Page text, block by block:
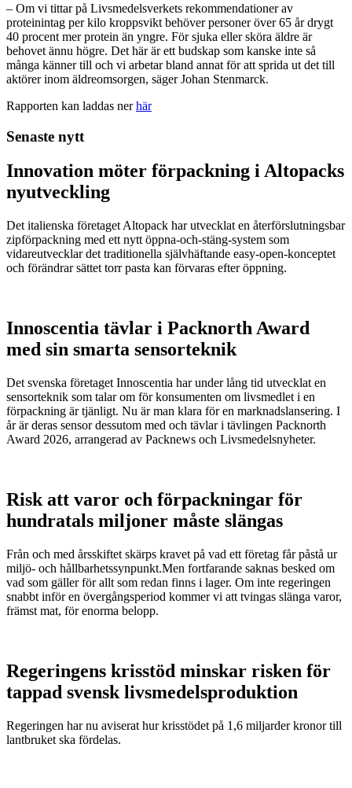
– Om vi tittar på Livsmedelsverkets rekommendationer av
proteinintag per kilo kroppsvikt behöver personer över 65 år drygt
40 procent mer protein än yngre. För sjuka eller sköra äldre är
behovet ännu högre. Det här är ett budskap som kanske inte så
många känner till och vi arbetar bland annat för att sprida ut det till
aktörer inom äldreomsorgen, säger Johan Stenmarck.
Rapporten kan laddas nerhär
Senaste nytt
Innovation möter förpackning i Altopacks
nyutveckling
Det italienska företaget Altopack har utvecklat en återförslutningsbar
zipförpackning med ett nytt öppna-och-stäng-system som
vidareutvecklar det traditionella självhäftande easy-open-konceptet
och förändrar sättet torr pasta kan förvaras efter öppning.
Innoscentia tävlar i Packnorth Award
med sin smarta sensorteknik
Det svenska företaget Innoscentia har under lång tid utvecklat en
sensorteknik som talar om för konsumenten om livsmedlet i en
förpackning är tjänligt. Nu är man klara för en marknadslansering. I
år är deras sensor dessutom med och tävlar i tävlingen Packnorth
Award 2026, arrangerad av Packnews och Livsmedelsnyheter.
Risk att varor och förpackningar för
hundratals miljoner måste slängas
Från och med årsskiftet skärps kravet på vad ett företag får påstå ur
miljö- och hållbarhetssynpunkt.Men fortfarande saknas besked om
vad som gäller för allt som redan finns i lager. Om inte regeringen
snabbt inför en övergångsperiod kommer vi att tvingas slänga varor,
främst mat, för enorma belopp.
Regeringens krisstöd minskar risken för
tappad svensk livsmedelsproduktion
Regeringen har nu aviserat hur krisstödet på 1,6 miljarder kronor till
lantbruket ska fördelas.